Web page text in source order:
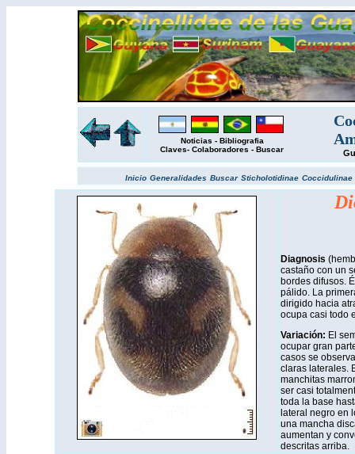
Noticias - Bibliografia
Claves- Colaboradores - Buscar
Inicio Generalidades Buscar Sticholotidinae Coccidulinae
Diagnosis
castaño con un
bordes difusos.
pálido. La
dirigido hacia
ocupa casi todo
Variación: El
ocupar gran
casos se
claras laterales.
manchitas
ser casi
toda la base
lateral negro en
una mancha
aumentan y
descritas arriba.